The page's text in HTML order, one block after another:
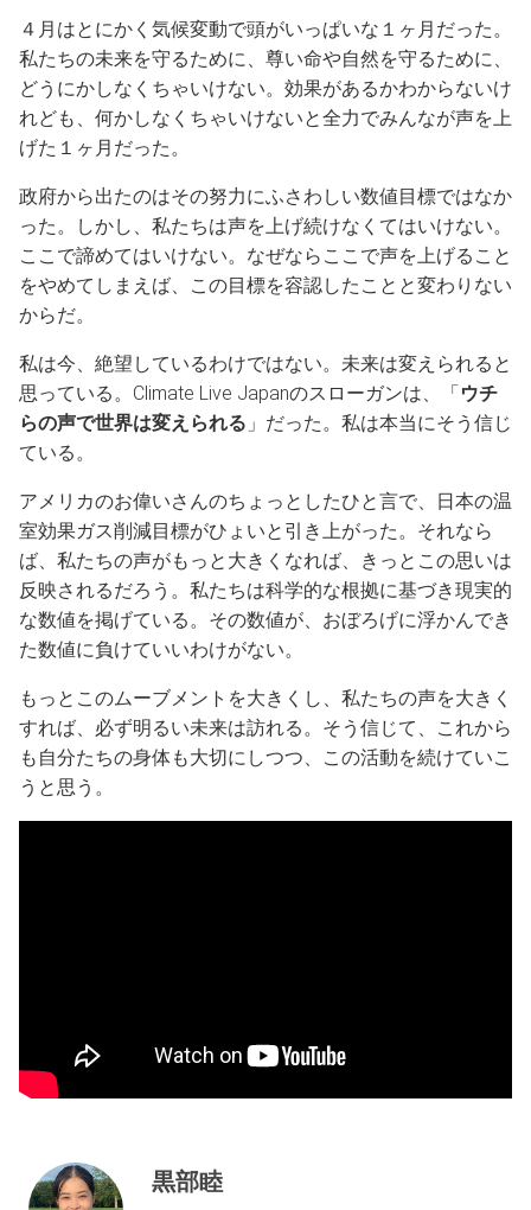
４月はとにかく気候変動で頭がいっぱいな１ヶ月だった。
私たちの未来を守るために、尊い命や自然を守るために、
どうにかしなくちゃいけない。効果があるかわからないけ
れども、何かしなくちゃいけないと全力でみんなが声を上
げた１ヶ月だった。
政府から出たのはその努力にふさわしい数値目標ではなか
った。しかし、私たちは声を上げ続けなくてはいけない。
ここで諦めてはいけない。なぜならここで声を上げること
をやめてしまえば、この目標を容認したことと変わりない
からだ。
私は今、絶望しているわけではない。未来は変えられると
思っている。Climate Live Japanのスローガンは、「ウチ
らの声で世界は変えられる 」だった。私は本当にそう信じ
ている。
アメリカのお偉いさんのちょっとしたひと言で、日本の温
室効果ガス削減目標がひょいと引き上がった。それなら
ば、私たちの声がもっと大きくなれば、きっとこの思いは
反映されるだろう。私たちは科学的な根拠に基づき現実的
な数値を掲げている。その数値が、おぼろげに浮かんでき
た数値に負けていいわけがない。
もっとこのムーブメントを大きくし、私たちの声を大きく
すれば、必ず明るい未来は訪れる。そう信じて、これから
も自分たちの身体も大切にしつつ、この活動を続けていこ
うと思う。
黒部睦